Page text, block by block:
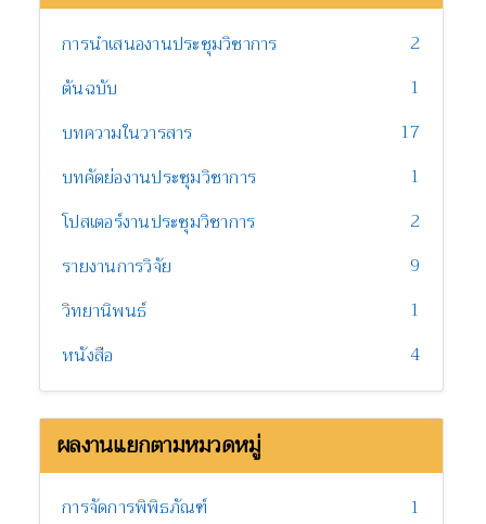
การนำเสนองานประชุมวิชาการ
2
ต้นฉบับ
1
บทความในวารสาร
17
บทคัดย่องานประชุมวิชาการ
1
โปสเตอร์งานประชุมวิชาการ
2
รายงานการวิจัย
9
วิทยานิพนธ์
1
หนังสือ
4
ผลงานแยกตามหมวดหมู่
การจัดการพิพิธภัณฑ์
1